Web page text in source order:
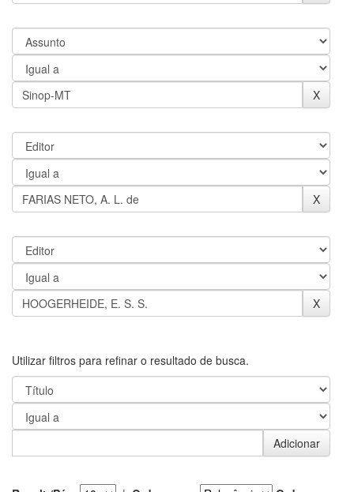
Utilizar filtros para refinar o resultado de busca.